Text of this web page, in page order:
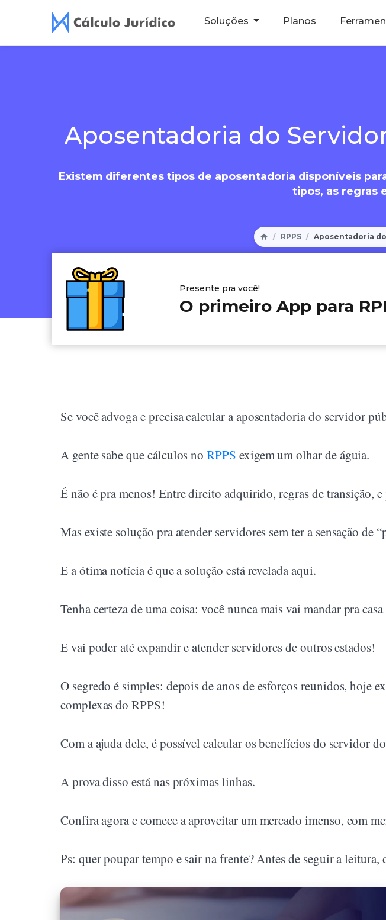
Soluções Planos
Aposentadoria do
Existem diferentes tipos de aposentadoria disponíveis
tipos, as regras
RPPS Aposentadoria
Presente pra você!
O primeiro App para
Se você advoga e precisa calcular a aposentadoria do servidor
A gente sabe que cálculos noRPPS exigem um olhar de águia.
É não é pra menos! Entre direito adquirido, regras de transição,
Mas existe solução pra atender servidores sem ter a sensação
E a ótima notícia é que a solução está revelada aqui.
Tenha certeza de uma coisa: você nunca mais vai mandar pra
E vai poder até expandir e atender servidores de outros estados!
O segredo é simples: depois de anos de esforços reunidos, hoje
complexas do RPPS!
Com a ajuda dele, é possível calcular os benefícios do servidor
A prova disso está nas próximas linhas.
Confira agora e comece a aproveitar um mercado imenso, com
Ps: quer poupar tempo e sair na frente? Antes de seguir a leitura,